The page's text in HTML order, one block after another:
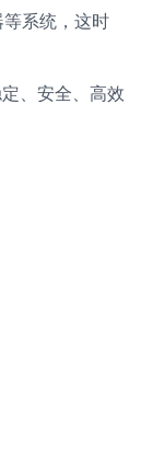
系统，这时
、安全、高效